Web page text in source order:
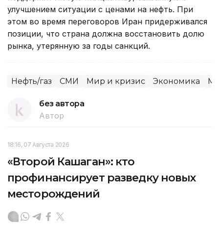
улучшением ситуации с ценами на нефть. При
этом во время переговоров Иран придерживался
позиции, что страна должна восстановить долю
рынка, утерянную за годы санкций.
Нефть/газ СМИ Мир и кризис Экономика
без автора
Автор
18:16, 07 Августа 2026
«Второй Кашаган»: кто
профинансирует разведку новых
месторождений